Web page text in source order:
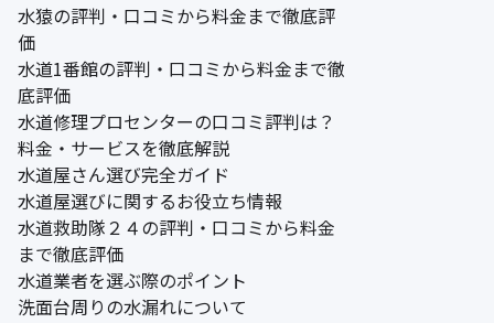
水猿の評判・口コミから料金まで徹底評
価
水道1番館の評判・口コミから料金まで徹
底評価
水道修理プロセンターの口コミ評判は？
料金・サービスを徹底解説
水道屋さん選び完全ガイド
水道屋選びに関するお役立ち情報
水道救助隊２４の評判・口コミから料金
まで徹底評価
水道業者を選ぶ際のポイント
洗面台周りの水漏れについて